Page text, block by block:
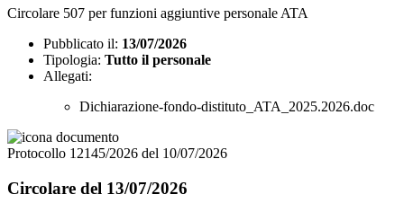
Circolare 507 per funzioni aggiuntive personale ATA
Pubblicato il: 13/07/2026
Tipologia: Tutto il personale
Allegati:
Dichiarazione-fondo-distituto_ATA_2025.2026.doc
Protocollo 12145/2026 del 10/07/2026
Circolare del 13/07/2026